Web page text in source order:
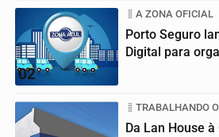
02
A ZONA OFICIAL
Porto Seguro
Digital para
TRABALHANDO
Da Lan House